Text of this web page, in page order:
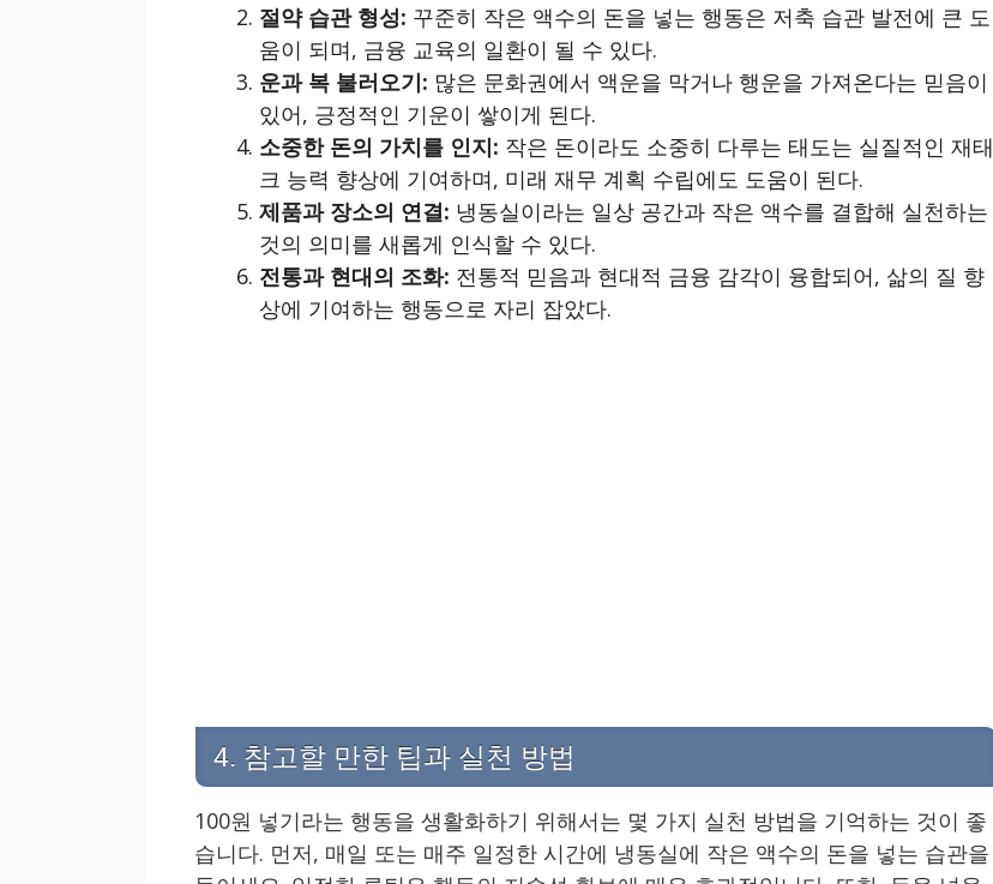
절약 습관 형성: 꾸준히 작은 액수의 돈을 넣는 행동은 저축 습관 발전에 큰 도
움이 되며, 금융 교육의 일환이 될 수 있다.
운과 복 불러오기: 많은 문화권에서 액운을 막거나 행운을 가져온다는 믿음이
있어, 긍정적인 기운이 쌓이게 된다.
소중한 돈의 가치를 인지: 작은 돈이라도 소중히 다루는 태도는 실질적인 재태
크 능력 향상에 기여하며, 미래 재무 계획 수립에도 도움이 된다.
제품과 장소의 연결: 냉동실이라는 일상 공간과 작은 액수를 결합해 실천하는
것의 의미를 새롭게 인식할 수 있다.
전통과 현대의 조화: 전통적 믿음과 현대적 금융 감각이 융합되어, 삶의 질 향
상에 기여하는 행동으로 자리 잡았다.
4. 참고할 만한 팁과 실천 방법
100원 넣기라는 행동을 생활화하기 위해서는 몇 가지 실천 방법을 기억하는 것이 좋
습니다. 먼저, 매일 또는 매주 일정한 시간에 냉동실에 작은 액수의 돈을 넣는 습관을